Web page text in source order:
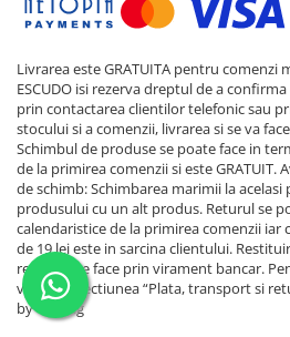
Livrarea este GRATUITA pentru comenzi
ESCUDO isi rezerva dreptul de a
prin contactarea clientilor telefonic sau
stocului si a comenzii, livrarea si se va
Schimbul de produse se poate face in
de la primirea comenzii si este
de schimb: Schimbarea marimii la acelasi
produsului cu un alt produs. Returul se
calendaristice de la primirea comenzii
de 19 lei este in sarcina clientului.
returnat se face prin virament bancar.
verificati sectiunea “Plata, transport si
by Gomag